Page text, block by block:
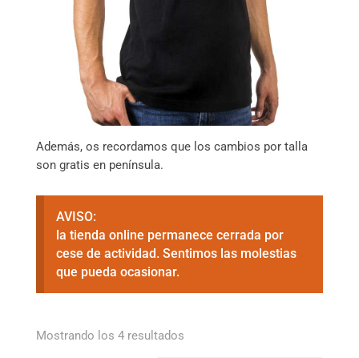
Además, os recordamos que los cambios por talla
son gratis en península.
AVISO:
la tienda online permanece cerrada por
cese de actividad. Sentimos las molestias
que pueda ocasionar.
Mostrando los 4 resultados